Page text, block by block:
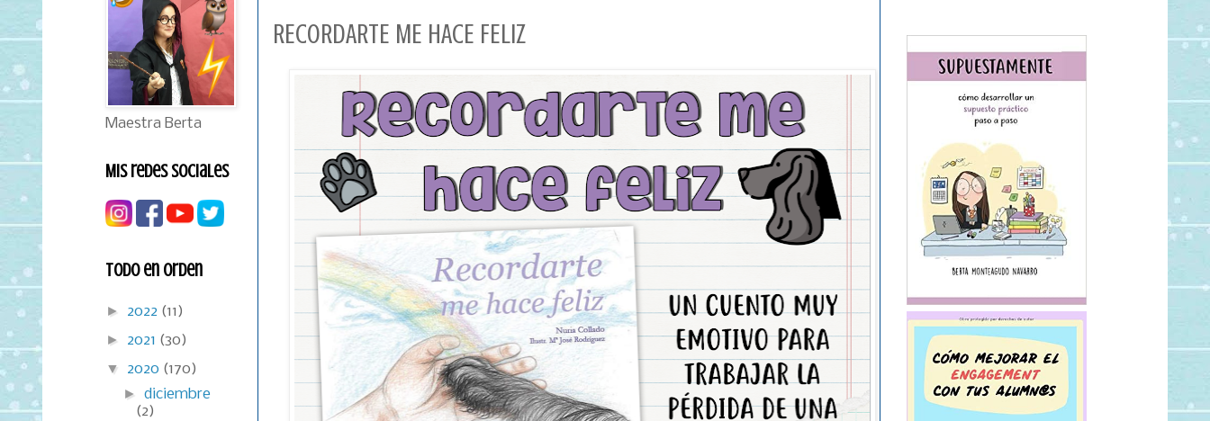
RECORDARtE ME HACE FELIZ
Maestra Berta
Mis redes sociales
Todo en orden
► 2022 (11)
► 2021 (30)
▼ 2020 (170)
►diciembre
(2)